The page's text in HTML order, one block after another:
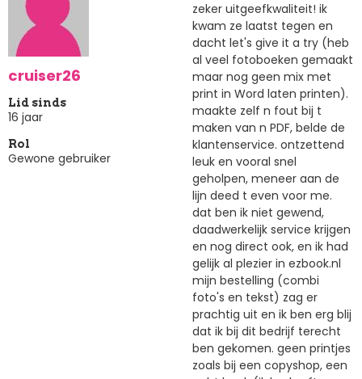
cruiser26
Lid sinds
16 jaar
Rol
Gewone gebruiker
zeker uitgeefkwaliteit! ik
kwam ze laatst tegen en
dacht let's give it a try (heb
al veel fotoboeken gemaakt
maar nog geen mix met
print in Word laten printen).
maakte zelf n fout bij t
maken van n PDF, belde de
klantenservice. ontzettend
leuk en vooral snel
geholpen, meneer aan de
lijn deed t even voor me.
dat ben ik niet gewend,
daadwerkelijk service krijgen
en nog direct ook, en ik had
gelijk al plezier in ezbook.nl
mijn bestelling (combi
foto's en tekst) zag er
prachtig uit en ik ben erg blij
dat ik bij dit bedrijf terecht
ben gekomen. geen printjes
zoals bij een copyshop, een